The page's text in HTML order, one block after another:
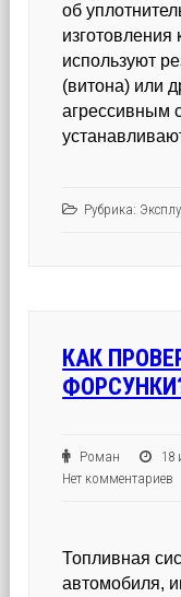
об
изготовления
используют
(витона) или
агрессивным
Рубрика:
КАК
Роман
Нет комментариев
Топливная
автомобиля,